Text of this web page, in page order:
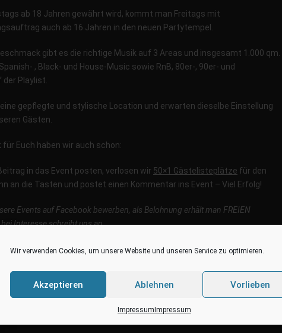
Wir verwenden Cookies, um unsere Website und unseren Service zu optimieren.
Akzeptieren Ablehnen Vorlieben
Impressum Impressum
ab 18 Jahren gewährt wird, kommt man Freitags mit
auch ab 16 Jahren in den neuen Partytempel.
gibt es die richtige Musik auf 3 Areas und insgesamt 1.000 qm.
, Black- und House-Music sowie RnB, 80er-, 90er- und
Playlist.
gepflegte und stylische Location und erwarten dieselbe Einstellung
Gästen.
Euch haben wir auch schon:
in das Event posten, verlosen wir 50×1 Gästelisteplätze für den
an die Tasten und postet einen Kommentar ins Event – Viel Erfolg!
Events auf Facebook bewerben, als Belohnung erhält man FREIEN
Interesse schreibt uns an.
DeeJayTerrito